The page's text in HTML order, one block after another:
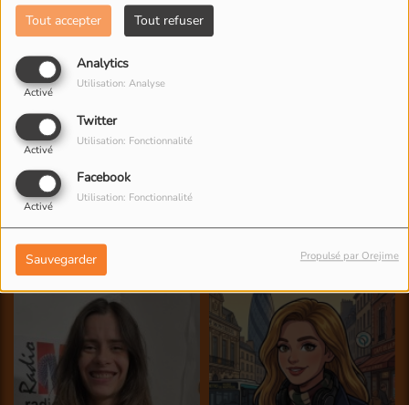
Tout accepter Tout refuser
Analytics
Activé
Utilisation: Analyse
Twitter
Activé
Utilisation: Fonctionnalité
Facebook
Activé
Utilisation: Fonctionnalité
Sauvegarder Propulsé par Orejime
L'ÉQUIPE DE RADIO M'S